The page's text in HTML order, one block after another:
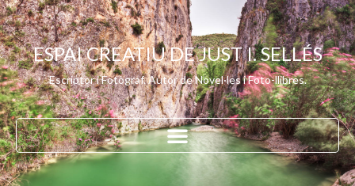
Vés
al
contingutESPAI CREATIU DE JUST I. SELLÉS
Escriptor i Fotògraf. Autor de Novel·les i Foto-llibres.